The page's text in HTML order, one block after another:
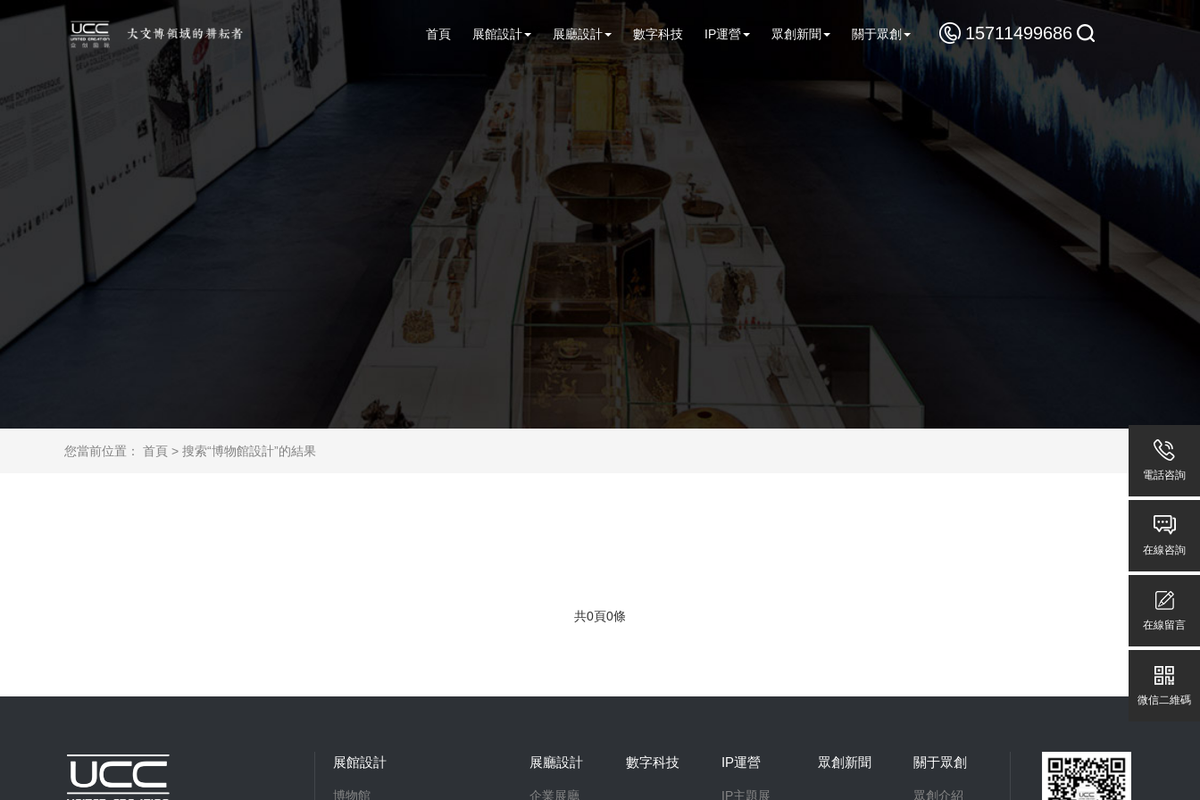
首頁 展館設計 展廳設計 數字科技 IP運營 眾創新聞 關于眾創 15711499686
您當前位置： 首頁 > 搜索“博物館設計”的結果
共0頁0條
展館設計
博物館
展廳設計
企業展廳
數字科技 IP運營
IP主題展
眾創新聞 關于眾創
眾創介紹
電話咨詢
在線咨詢
在線留言
微信二維碼